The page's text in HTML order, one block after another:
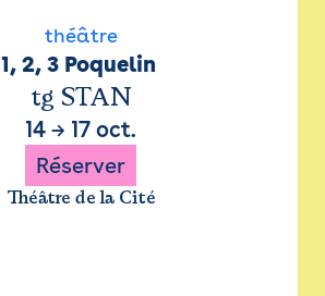
théâtre
1, 2, 3 Poquelin
tg STAN
14 → 17 oct.
Réserver
Théâtre de la Cité